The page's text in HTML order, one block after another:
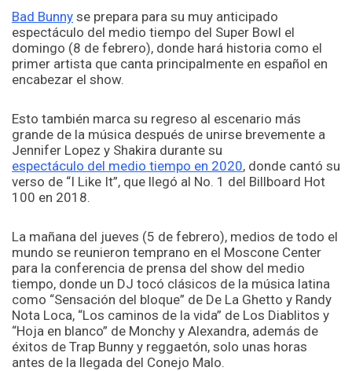
Bad Bunny se prepara para su muy anticipado
espectáculo del medio tiempo del Super Bowl el
domingo (8 de febrero), donde hará historia como el
primer artista que canta principalmente en español en
encabezar el show.
Esto también marca su regreso al escenario más
grande de la música después de unirse brevemente a
Jennifer Lopez y Shakira durante su
espectáculo del medio tiempo en 2020, donde cantó su
verso de “I Like It”, que llegó al No. 1 del Billboard Hot
100 en 2018.
La mañana del jueves (5 de febrero), medios de todo el
mundo se reunieron temprano en el Moscone Center
para la conferencia de prensa del show del medio
tiempo, donde un DJ tocó clásicos de la música latina
como “Sensación del bloque” de De La Ghetto y Randy
Nota Loca, “Los caminos de la vida” de Los Diablitos y
“Hoja en blanco” de Monchy y Alexandra, además de
éxitos de Trap Bunny y reggaetón, solo unas horas
antes de la llegada del Conejo Malo.